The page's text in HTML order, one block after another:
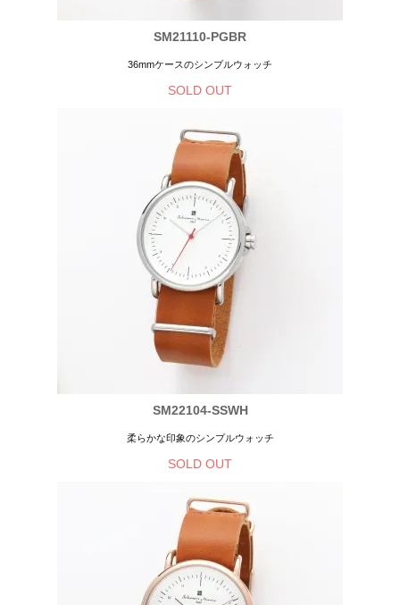
SM21110-PGBR
36mmケースのシンプルウォッチ
SOLD OUT
SM22104-SSWH
柔らかな印象のシンプルウォッチ
SOLD OUT